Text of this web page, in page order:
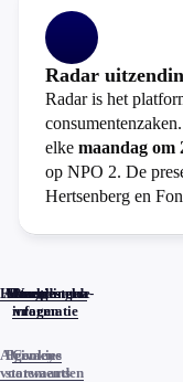
Radar
Radar is het
elke maandag om
op NPO 2. De
Hertsenberg en
Home
Actueel
Uitzendingen
Reacties
Programma-
informatie
Veelgestelde
vragen
Algemene
voorwaarden
Privacy
statements
Cookies